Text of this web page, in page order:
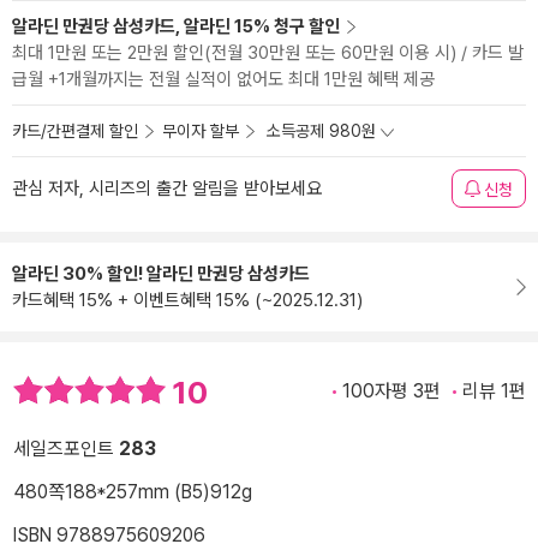
알라딘 만권당 삼성카드, 알라딘 15% 청구 할인
최대 1만원 또는 2만원 할인(전월 30만원 또는 60만원 이용 시) / 카드 발
급월 +1개월까지는 전월 실적이 없어도 최대 1만원 혜택 제공
카드/간편결제 할인 무이자 할부 소득공제 980원
관심 저자, 시리즈의 출간 알림을 받아보세요 신청
알라딘 30% 할인! 알라딘 만권당 삼성카드
카드혜택 15% + 이벤트혜택 15% (~2025.12.31)
10 100자평 3편 리뷰 1편
세일즈포인트 283
480쪽188*257mm (B5)912g
ISBN 9788975609206